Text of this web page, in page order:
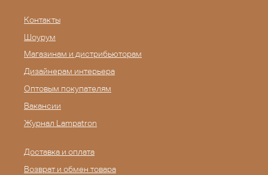
Контакты
Шоурум
Магазинам и дистрибьюторам
Дизайнерам интерьера
Оптовым покупателям
Вакансии
Журнал Lampatron
Доставка и оплата
Возврат и обмен товара